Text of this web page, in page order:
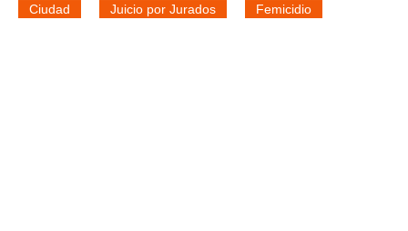
Ciudad Juicio por Jurados Femicidio